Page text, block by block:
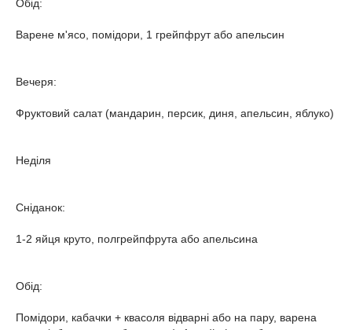
Обід:
Варене м'ясо, помідори, 1 грейпфрут або апельсин
Вечеря:
Фруктовий салат (мандарин, персик, диня, апельсин, яблуко)
Неділя
Сніданок:
1-2 яйця круто, полгрейпфрута або апельсина
Обід:
Помідори, кабачки + квасоля відварні або на пару, варена